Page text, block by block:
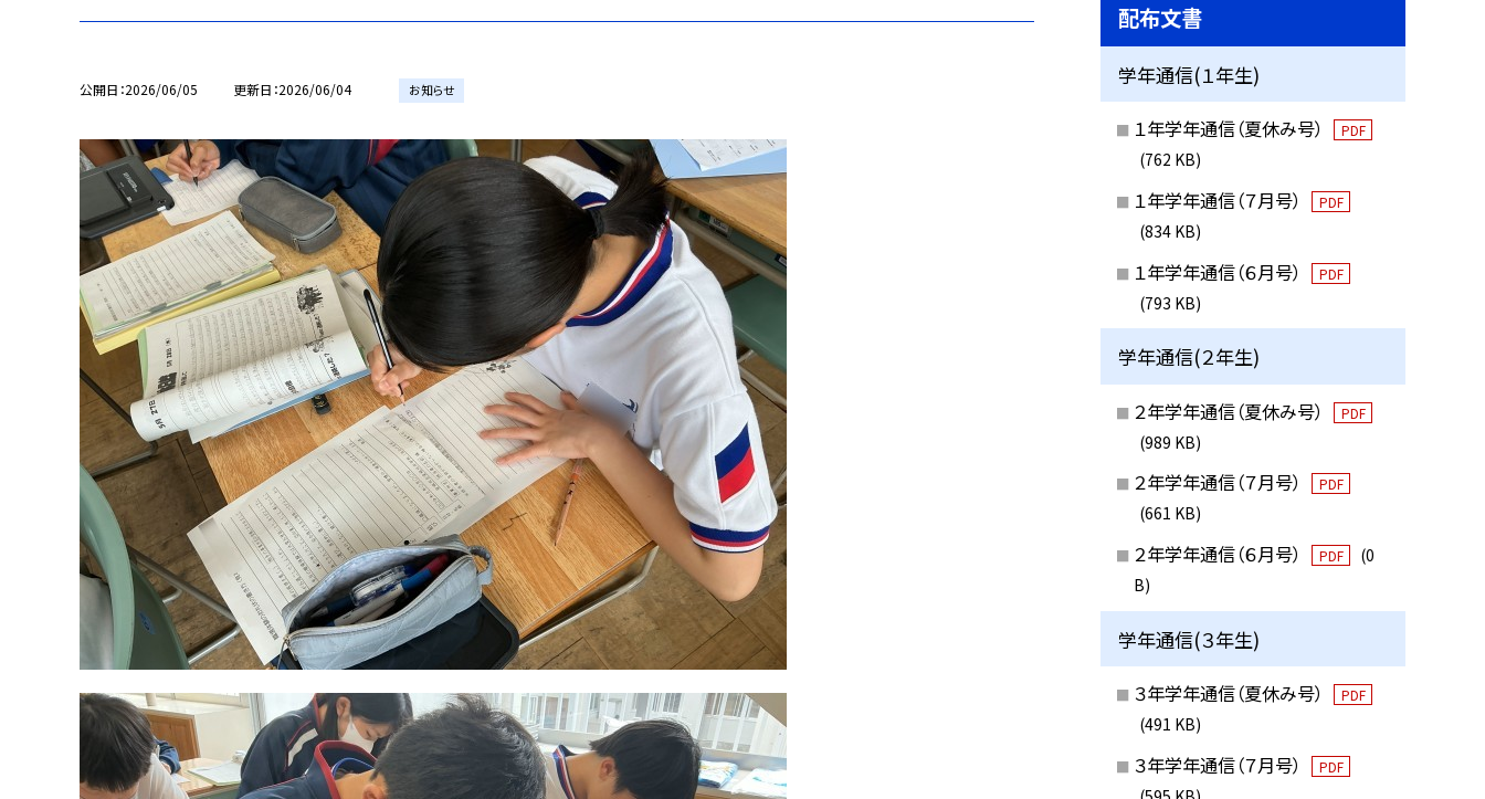
公開日 2026/06/05 更新日 2026/06/04 お知らせ
配布文書
学年通信(１年生)
１年学年通信（夏休み号） PDF
(762 KB)
１年学年通信（７月号） PDF
(834 KB)
１年学年通信（６月号） PDF
(793 KB)
学年通信(２年生)
２年学年通信（夏休み号） PDF
(989 KB)
２年学年通信（７月号） PDF
(661 KB)
２年学年通信（６月号） PDF
(0
B)
学年通信(３年生)
３年学年通信（夏休み号） PDF
(491 KB)
３年学年通信（７月号） PDF